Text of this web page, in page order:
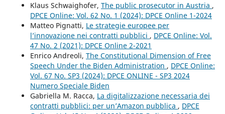
Klaus Schwaighofer, The public prosecutor in Austria ,
DPCE Online: Vol. 62 No. 1 (2024): DPCE Online 1-2024
Matteo Pignatti, Le strategie europee per
l’innovazione nei contratti pubblici , DPCE Online: Vol.
47 No. 2 (2021): DPCE Online 2-2021
Enrico Andreoli, The Constitutional Dimension of Free
Speech Under the Biden Administration , DPCE Online:
Vol. 67 No. SP3 (2024): DPCE ONLINE - SP3 2024
Numero Speciale Biden
Gabriella M. Racca, La digitalizzazione necessaria dei
contratti pubblici: per un’Amazon pubblica , DPCE